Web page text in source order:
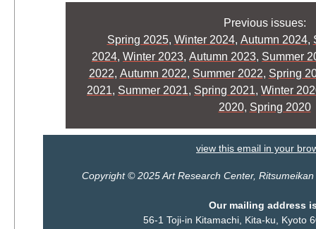
Previous issues:
Spring 2025, Winter 2024, Autumn 2024,
2024, Winter 2023, Autumn 2023, Summer
2022, Autumn 2022, Summer 2022, Spring
2021, Summer 2021, Spring 2021, Winter
2020, Spring 2020
view this email in your
Copyright © 2025 Art Research Center,
Our mailing address
56-1 Toji-in Kitamachi, Kita-ku, Kyoto